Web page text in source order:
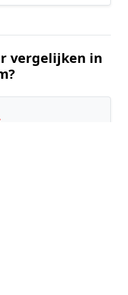
vergelijken in